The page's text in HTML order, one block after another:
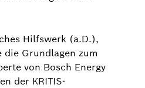
Hilfswerk (a.D.),
Grundlagen zum
von Bosch Energy
der KRITIS-